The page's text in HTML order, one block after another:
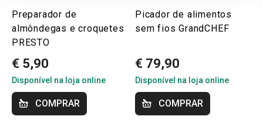
Preparador de
almôndegas e croquetes
PRESTO
€ 5,90
Disponível na loja online
COMPRAR
Picador de alimentos
sem fios GrandCHEF
€ 79,90
Disponível na loja online
COMPRAR